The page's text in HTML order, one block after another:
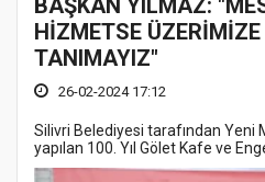
BAŞKAN YILMAZ:
HİZMETSE
TANIMAYIZ"
26-02-2024 17:12
Silivri Belediyesi tarafından Yeni
yapılan 100. Yıl Gölet Kafe ve